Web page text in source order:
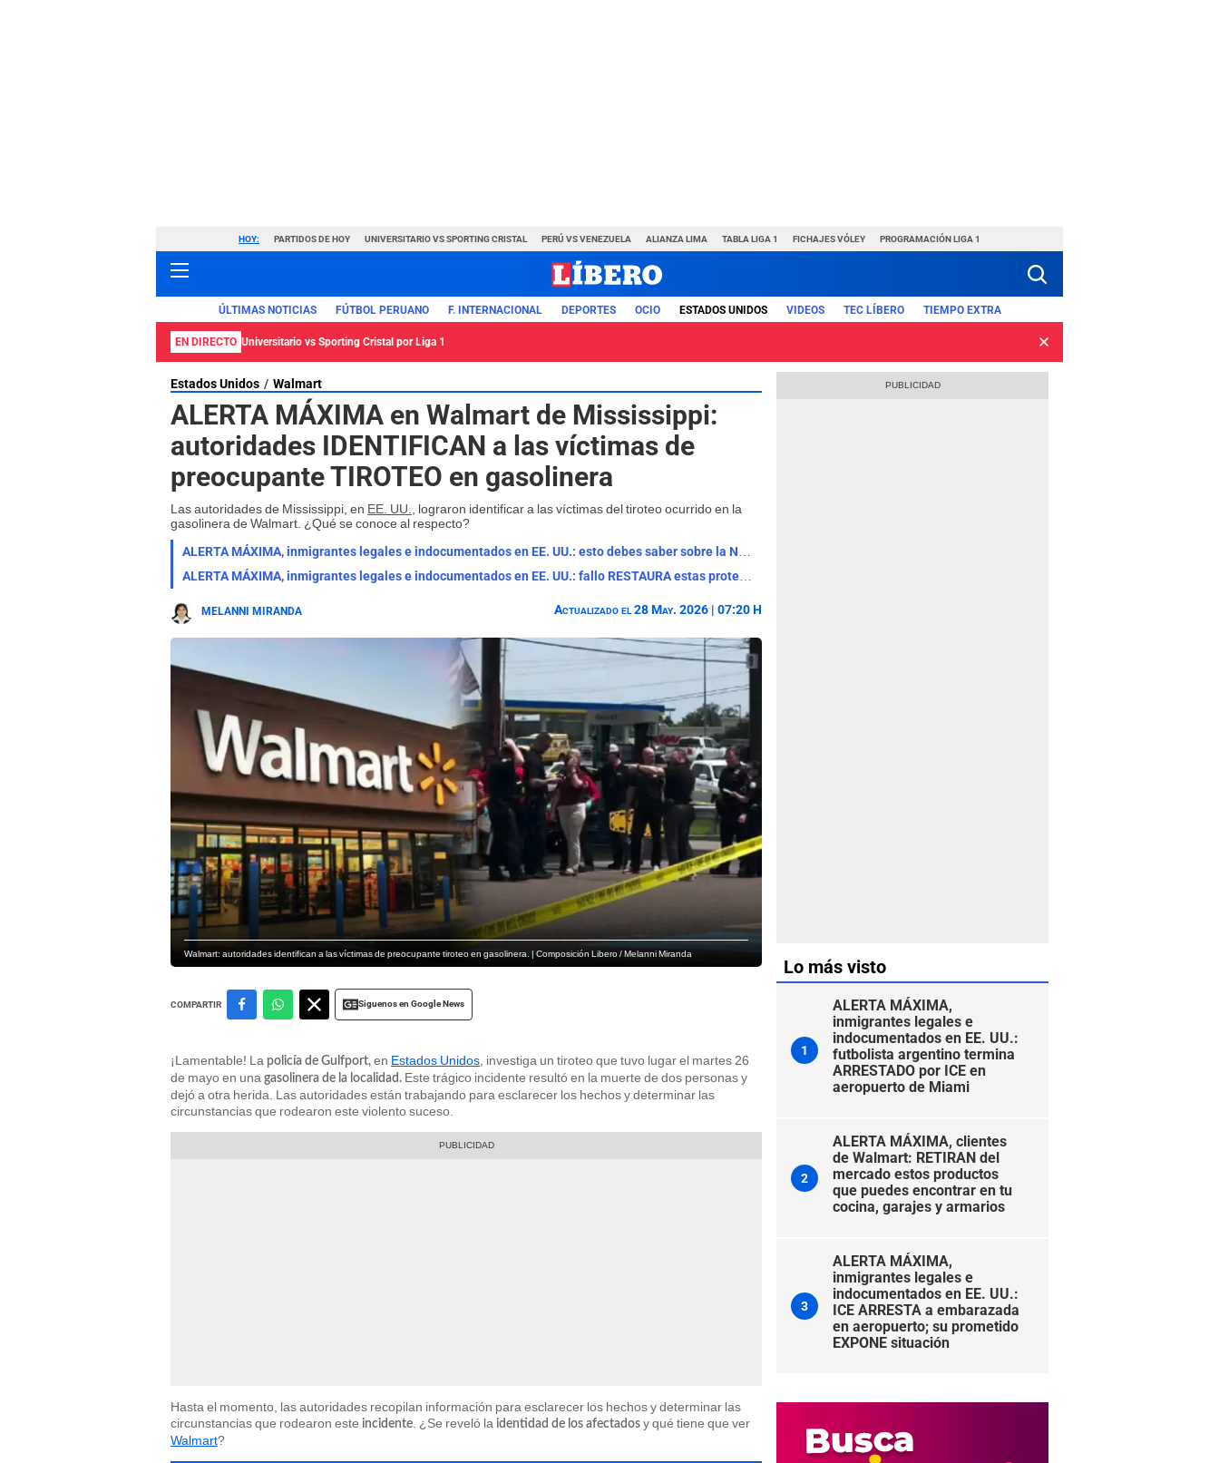
HOY: PARTIDOS DE HOY UNIVERSITARIO VS SPORTING CRISTAL PERÚ VS VENEZUELA ALIANZA LIMA TABLA LIGA 1 FICHAJES VÓLEY PROGRAMACIÓN LIGA 1
ÚLTIMAS NOTICIAS FÚTBOL PERUANO F. INTERNACIONAL DEPORTES OCIO ESTADOS UNIDOS VIDEOS TEC LÍBERO TIEMPO EXTRA
EN DIRECTO Universitario vs Sporting Cristal por Liga 1
Estados Unidos Walmart
ALERTA MÁXIMA en Walmart de Mississippi:
autoridades IDENTIFICAN a las víctimas de
preocupante TIROTEO en gasolinera
Las autoridades de Mississippi, en EE. UU.
, lograron identificar a las víctimas del tiroteo ocurrido en la
gasolinera de Walmart. ¿Qué se conoce al respecto?
ALERTA MÁXIMA, inmigrantes legales e indocumentados en EE. UU.: esto debes saber sobre la NUEVA política de ajuste de ESTATUS de USCIS
ALERTA MÁXIMA, inmigrantes legales e indocumentados en EE. UU.: fallo RESTAURA estas protecciones a extranjeros, ¿a quiénes beneficia?
MELANNI MIRANDA Actualizado el 28 May. 2026 | 07:20 H
Walmart: autoridades identifican a las víctimas de preocupante tiroteo en gasolinera. | Composición Libero / Melanni Miranda
COMPARTIR Siguenos en Google News
¡Lamentable! La policía de Gulfport, en Estados Unidos , investiga un tiroteo que tuvo lugar el martes 26
de mayo en una gasolinera de la localidad. Este trágico incidente resultó en la muerte de dos personas y
dejó a otra herida. Las autoridades están trabajando para esclarecer los hechos y determinar las
circunstancias que rodearon este violento suceso.
Hasta el momento, las autoridades recopilan información para esclarecer los hechos y determinar las
circunstancias que rodearon este incidente . ¿Se reveló la identidad de los afectados y qué tiene que ver
Walmart?
Lo más visto
1
ALERTA MÁXIMA,
inmigrantes legales e
indocumentados en EE. UU.:
futbolista argentino termina
ARRESTADO por ICE en
aeropuerto de Miami
2
ALERTA MÁXIMA, clientes
de Walmart: RETIRAN del
mercado estos productos
que puedes encontrar en tu
cocina, garajes y armarios
3
ALERTA MÁXIMA,
inmigrantes legales e
indocumentados en EE. UU.:
ICE ARRESTA a embarazada
en aeropuerto; su prometido
EXPONE situación